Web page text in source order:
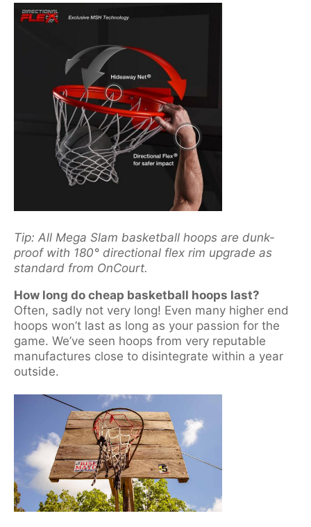
Tip: All Mega Slam basketball hoops are dunk-
proof with 180° directional flex rim upgrade as
standard from OnCourt.
How long do cheap basketball hoops last?
Often, sadly not very long! Even many higher end
hoops won’t last as long as your passion for the
game. We’ve seen hoops from very reputable
manufactures close to disintegrate within a year
outside.